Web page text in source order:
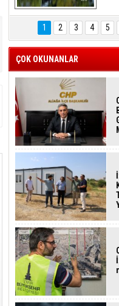
Hasan Eser'in
Objektifinden
1 2 3 4 5
ÇOK OKUNANLAR